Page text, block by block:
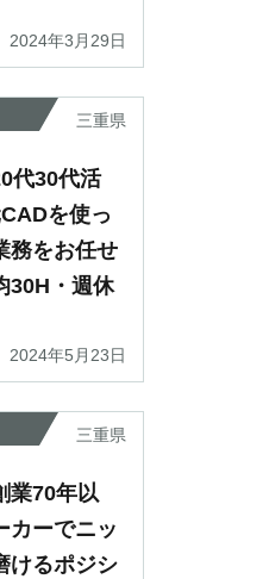
2024年3月29日
三重県
代30代活
を使っ
務をお任せ
30H・週休
2024年5月23日
三重県
業70年以
カーでニッ
けるポジシ